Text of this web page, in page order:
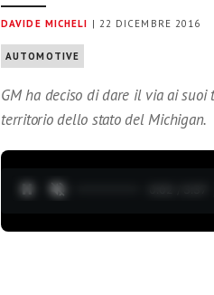
DAVIDE MICHELI | 22 DICEMBRE 2016
AUTOMOTIVE
GM ha deciso di dare il via ai suoi
territorio dello stato del Michigan.